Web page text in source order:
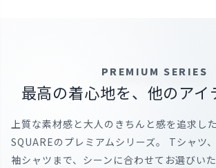
PREMIUM SERIES
最高の着心地を、他のアイ
上質な素材感と大人のきちんと感を追求し
SQUAREのプレミアムシリーズ。 Tシャツ
袖シャツまで、シーンに合わせてお選びい